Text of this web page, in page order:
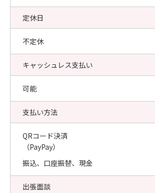
定休日
不定休
キャッシュレス支払い
可能
支払い方法
QRコード決済
（PayPay）
振込、口座振替、現金
出張面談